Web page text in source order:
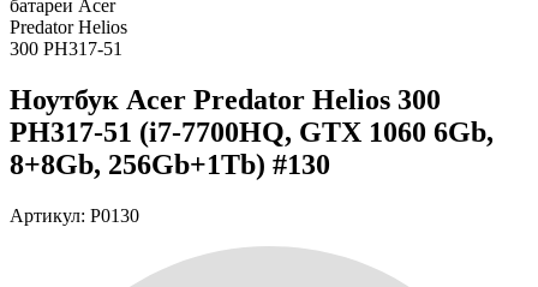
Ноутбук Acer Predator Helios 300
PH317-51 (i7-7700HQ, GTX 1060 6Gb,
8+8Gb, 256Gb+1Tb) #130
Артикул: P0130